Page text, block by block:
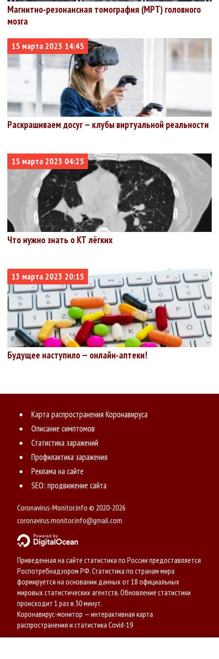
Чукотский
автономный
3192 2949 40 1.25%
Магнитно-резонансная томография (МРТ) головного
мозга
15 марта 2023 14:45
Раскрашиваем досуг — клубы виртуальной реальности
15 марта 2023 04:25
Что нужно знать о КТ лёгких
13 марта 2023 20:15
Будущее наступило — онлайн-аптеки!
Карта распространения Коронавируса
Описание симптомов
Статистика заражений
Профилактика заражения
Реклама на сайте
SEO: продвижение сайта
Coronavirus-Monitor.info © 2020-2026
coronavirus.monitor.info@gmail.com
Приведенная на сайте статистика по России предоставляется
Роспотребнадзором РФ. Статистика по странам мира
формируется на основании данных от 18 официальных
мировых статистических агентств. Обновление статистики
происходит 1 раз в 30 минут.
Коронавирус-монитор — интерактивная карта
распространения и статистика Covid-19